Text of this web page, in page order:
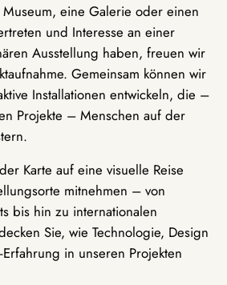
eine Galerie oder einen
und Interesse an einer
Ausstellung haben, freuen wir
Gemeinsam können wir
Installationen entwickeln, die –
Projekte – Menschen auf der
Karte auf eine visuelle Reise
mitnehmen – von
bis hin zu internationalen
Sie, wie Technologie, Design
in unseren Projekten